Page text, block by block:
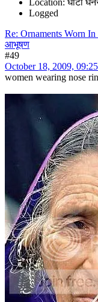
Logged
Re: Ornaments Worn
आभूषण
#49
October 18, 2009,
women wearing nose